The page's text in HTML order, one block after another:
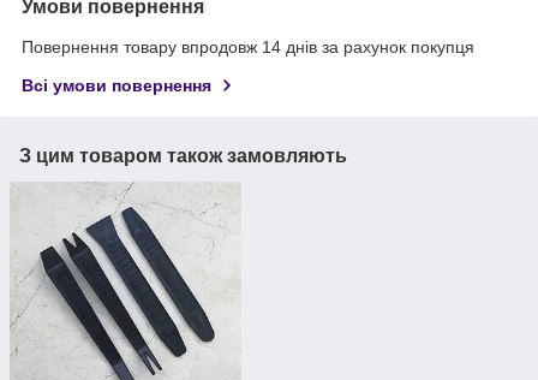
Умови повернення
Повернення товару впродовж 14 днів за рахунок покупця
Всі умови повернення
З цим товаром також замовляють